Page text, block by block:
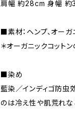
肩幅 約28cm 身幅
■素材：ヘンプ、オーガ
＊オーガニックコット
■染め
藍染／インディゴ防虫
のは冷え性や肌荒れな